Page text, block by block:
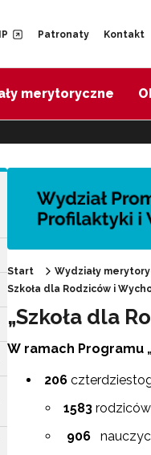
Patronaty Kontakt
merytoryczne
sekcję "Promocja
sekcję "Edukacja
sekcję
sekcję "Programy i projekty
Start Wydziały
Szkoła dla Rodziców i
„Szkoła dla
W ramach Programu
206
1583 rodziców
906